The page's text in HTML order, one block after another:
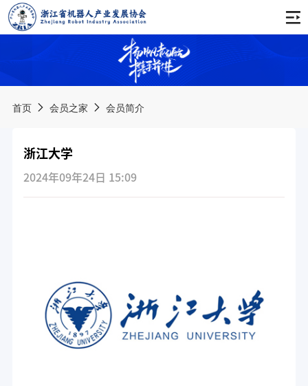
首页
协会章程
产业推进委员会
会议公告
活动公告
新闻动态
会员名录
会员简介
会员风采
西湖论坛
第一届中国（杭州）国际机器人西湖论坛
第二届中国（杭州）国际机器人西湖论坛
科创服务
新产品/新技术展示
创新平台
首页 会员之家 会员简介
浙江大学
2024年09年24日 15:09